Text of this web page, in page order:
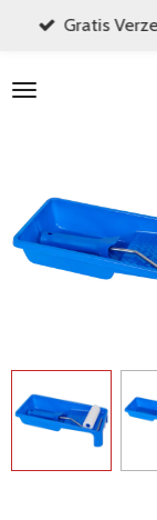
naar
Gratis